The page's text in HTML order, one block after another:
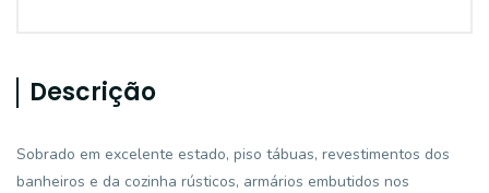
Descrição
Sobrado em excelente estado, piso tábuas, revestimentos dos
banheiros e da cozinha rústicos, armários embutidos nos